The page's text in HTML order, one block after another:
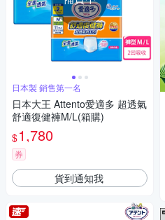
日本製 銷售第一名
日本大王 Attento愛適多 超透氣
舒適復健褲M/L(箱購)
$1,780
券
貨到通知我